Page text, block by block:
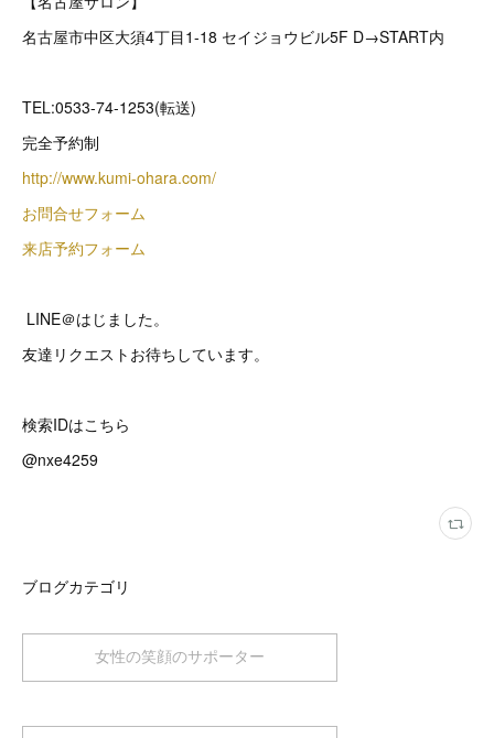
名古屋市中区大須4丁目1-18 セイジョウビル5F D→START内
TEL:0533-74-1253(転送)
完全予約制
http://www.kumi-ohara.com/
お問合せフォーム
来店予約フォーム
LINE＠はじました。
友達リクエストお待ちしています。
検索IDはこちら
@nxe4259
ブログカテゴリ
女性の笑顔のサポーター